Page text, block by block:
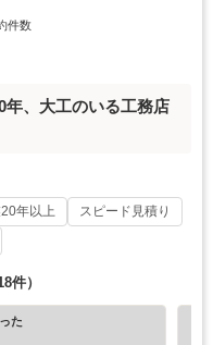
件数
年、大工のいる工務店
年以上
スピード見積り
件）
た